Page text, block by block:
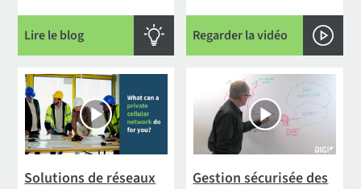
Lire le blog Regarder la vidéo
Solutions de réseaux
Gestion sécurisée des